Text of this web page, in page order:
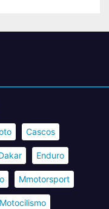
Cascos
Enduro
Mmotorsport
Motocilismo